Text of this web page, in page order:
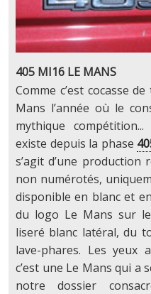
405 MI16 LE MANS
Comme c’est cocasse
Mans l’année où le
mythique
existe depuis la phase
s’agit d’une production
non numérotés,
disponible en blanc et
du logo Le Mans sur
liseré blanc latéral, du
lave-phares. Les yeux
c’est une Le Mans qui
notre dossier